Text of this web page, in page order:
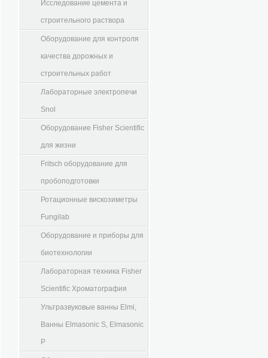
Исследование цемента и
строительного раствора
Оборудование для контроля
качества дорожных и
строительных работ
Лабораторные электропечи
Snol
Оборудование Fisher Scientific
для жизни
Fritsch оборудование для
пробоподготовки
Ротационные вискозиметры
Fungilab
Оборудование и приборы для
биотехнологии
Лабораторная техника Fisher
Scientific Хроматография
Ультразвуковые ванны Elmi,
Ванны Elmasonic S, Elmasonic
P